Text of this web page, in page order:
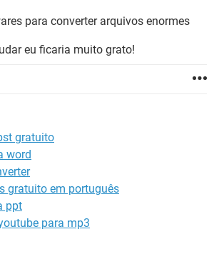
EXCEL
para converter arquivos enormes
eu ficaria muito grato!
gratuito
word
gratuito em português
ppt
para mp3